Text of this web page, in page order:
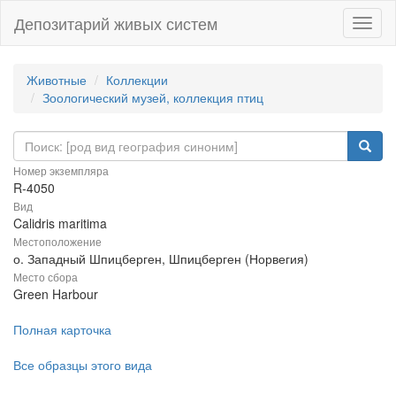
Депозитарий живых систем
Животные
Коллекции
Зоологический музей, коллекция птиц
Номер экземпляра
R-4050
Вид
Calidris maritima
Местоположение
о. Западный Шпицберген, Шпицберген (Норвегия)
Место сбора
Green Harbour
Полная карточка
Все образцы этого вида